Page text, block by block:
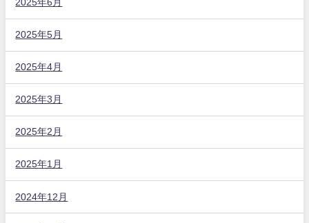
2025年6月
2025年5月
2025年4月
2025年3月
2025年2月
2025年1月
2024年12月